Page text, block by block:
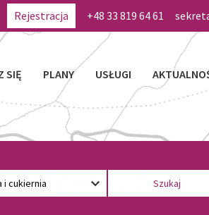
Rejestracja +48 33 819 64 61
SIĘ PLANY USŁUGI